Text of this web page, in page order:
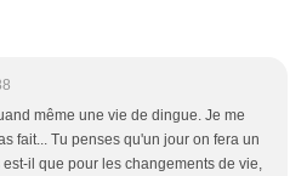
même une vie de dingue. Je me
fait... Tu penses qu'un jour on fera un
il que pour les changements de vie,